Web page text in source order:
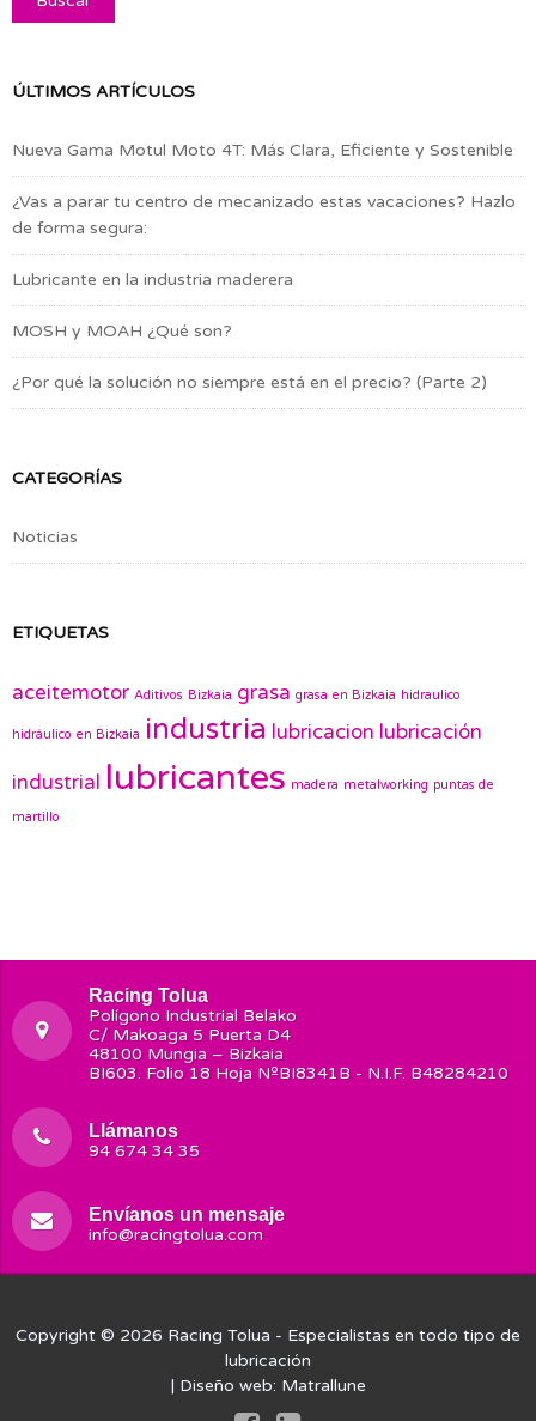
ÚLTIMOS ARTÍCULOS
Nueva Gama Motul Moto 4T: Más Clara, Eficiente y Sostenible
¿Vas a parar tu centro de mecanizado estas vacaciones? Hazlo
de forma segura:
Lubricante en la industria maderera
MOSH y MOAH ¿Qué son?
¿Por qué la solución no siempre está en el precio? (Parte 2)
CATEGORÍAS
Noticias
ETIQUETAS
aceitemotor Aditivos Bizkaia grasa grasa en Bizkaia hidraulico
hidráulico en Bizkaia industria lubricacion lubricación
industrial lubricantes madera metalworking puntas de
martillo
Racing Tolua
Polígono Industrial Belako
C/ Makoaga 5 Puerta D4
48100 Mungia – Bizkaia
BI603. Folio 18 Hoja NºBI8341B - N.I.F. B48284210
Llámanos
94 674 34 35
Envíanos un mensaje
info@racingtolua.com
Copyright © 2026 Racing Tolua - Especialistas en todo tipo de
lubricación
| Diseño web: Matrallune